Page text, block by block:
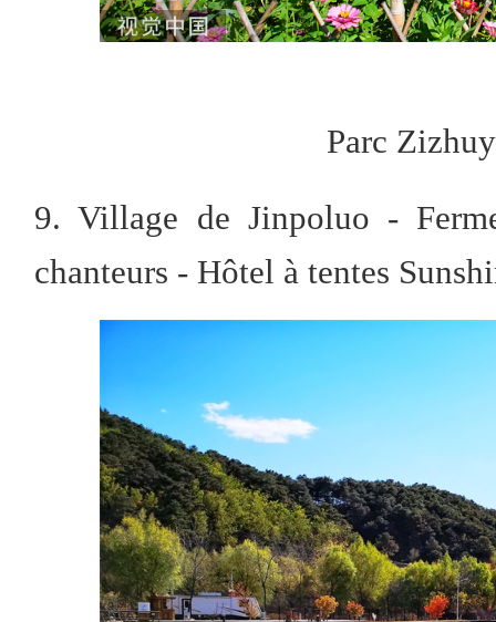
Parc
9. Village de Jinpoluo -
chanteurs - Hôtel à tentes